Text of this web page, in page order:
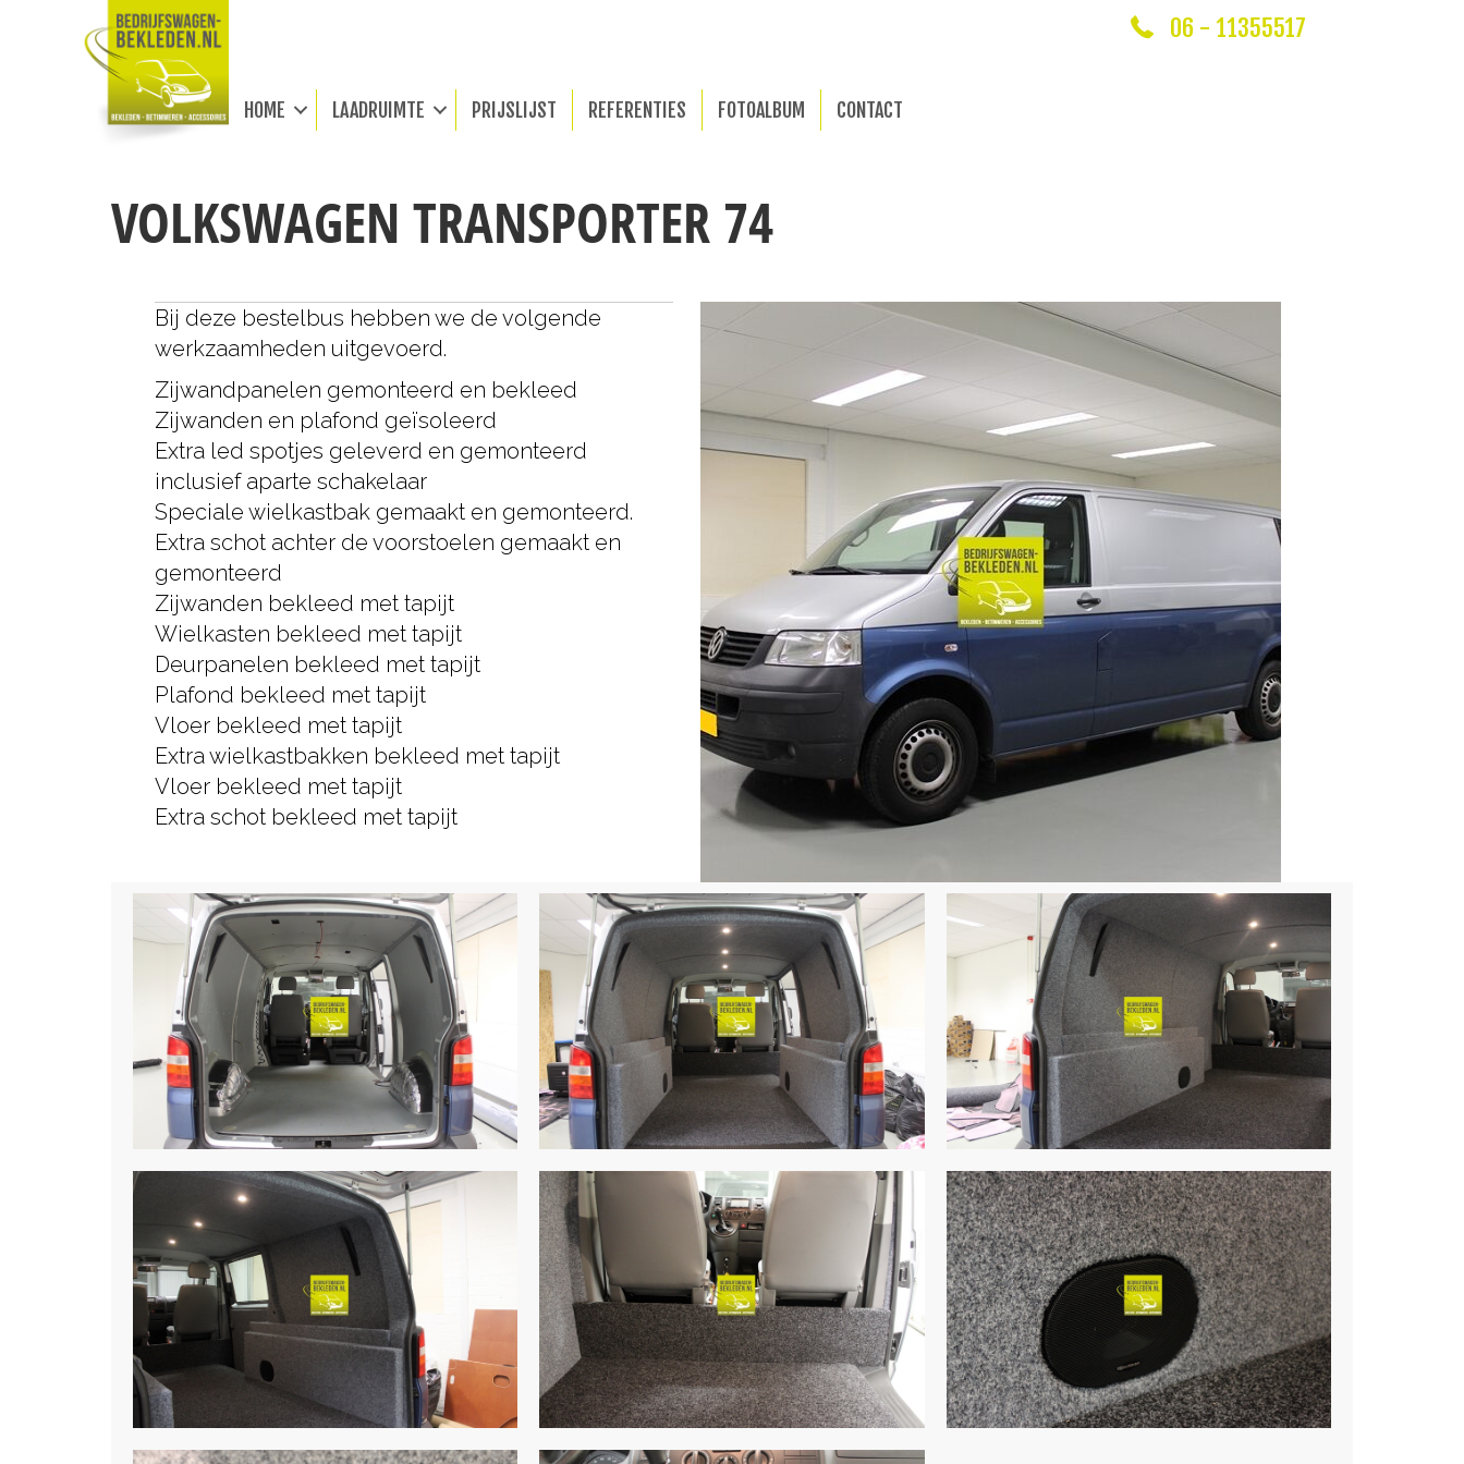
06 - 11355517
HOME LAADRUIMTE PRIJSLIJST REFERENTIES FOTOALBUM CONTACT
VOLKSWAGEN TRANSPORTER 74
Bij deze bestelbus hebben we de volgende
werkzaamheden uitgevoerd.
Zijwandpanelen gemonteerd en bekleed
Zijwanden en plafond geïsoleerd
Extra led spotjes geleverd en gemonteerd
inclusief aparte schakelaar
Speciale wielkastbak gemaakt en gemonteerd.
Extra schot achter de voorstoelen gemaakt en
gemonteerd
Zijwanden bekleed met tapijt
Wielkasten bekleed met tapijt
Deurpanelen bekleed met tapijt
Plafond bekleed met tapijt
Vloer bekleed met tapijt
Extra wielkastbakken bekleed met tapijt
Vloer bekleed met tapijt
Extra schot bekleed met tapijt